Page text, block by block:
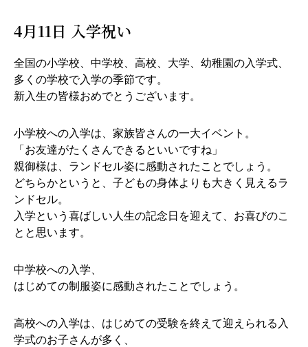
4月11日 入学祝い
全国の小学校、中学校、高校、大学、幼稚園の入学式、
多くの学校で入学の季節です。
新入生の皆様おめでとうございます。
小学校への入学は、家族皆さんの一大イベント。
「お友達がたくさんできるといいですね」
親御様は、ランドセル姿に感動されたことでしょう。
どちらかというと、子どもの身体よりも大きく見えるラ
ンドセル。
入学という喜ばしい人生の記念日を迎えて、お喜びのこ
とと思います。
中学校への入学、
はじめての制服姿に感動されたことでしょう。
高校への入学は、はじめての受験を終えて迎えられる入
学式のお子さんが多く、